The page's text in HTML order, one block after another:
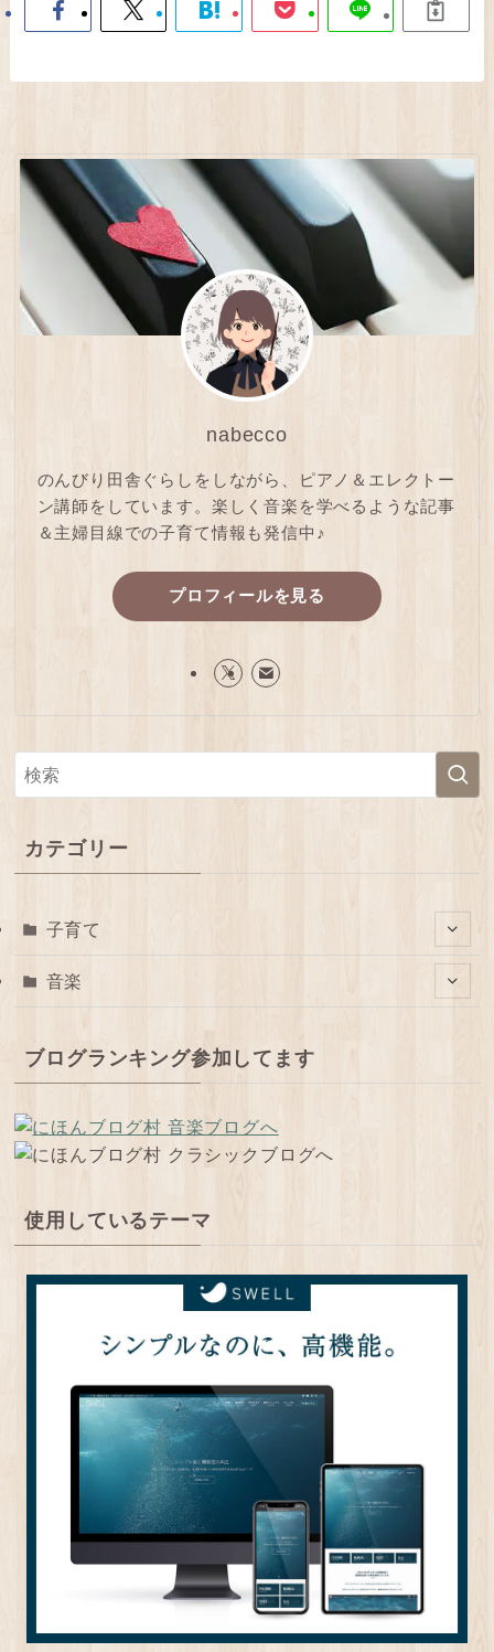
nabecco
のんびり田舎ぐらしをしながら、ピアノ＆エレクトー
ン講師をしています。楽しく音楽を学べるような記事
＆主婦目線での子育て情報も発信中♪
プロフィールを見る
カテゴリー
子育て
音楽
ブログランキング参加してます
使用しているテーマ